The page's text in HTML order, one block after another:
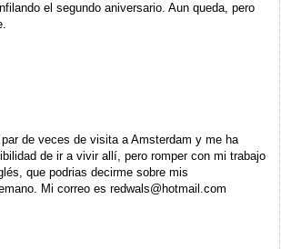
el segundo aniversario. Aun queda, pero
de veces de visita a Amsterdam y me ha
de ir a vivir allí, pero romper con mi trabajo
que podrias decirme sobre mis
Mi correo es redwals@hotmail.com